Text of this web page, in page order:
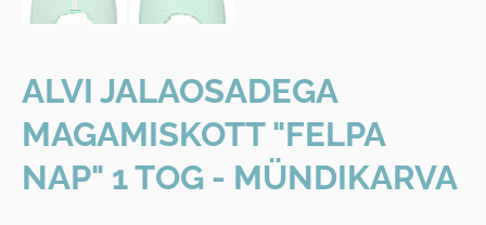
ALVI JALAOSADEGA
MAGAMISKOTT "FELPA
NAP" 1 TOG - MÜNDIKARVA